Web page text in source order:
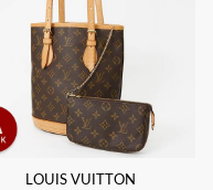
LOUIS VUITTON